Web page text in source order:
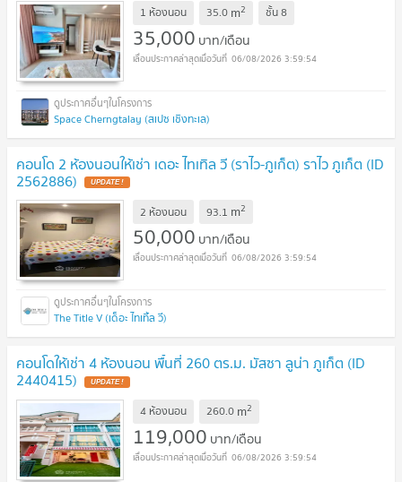
1 ห้องนอน 35.0 m2 ชั้น8
35,000 บาท/เดือน
06/08/2026 3:59:54
Space Cherngtalay (สเปซ เชิงทะเล)
คอนโด 2 ห้องนอนให้เช่า เดอะ ไทเทิล วี (ราไว-ภูเก็ต) ราไว ภูเก็ต (ID
2562886) UPDATE !
2 ห้องนอน 93.1 m2
50,000 บาท/เดือน
06/08/2026 3:59:54
The Title V (เด็อะ ไทเทิ้ล วี)
คอนโดให้เช่า 4 ห้องนอน พื้นที่ 260 ตร.ม. มัสซา ลูน่า ภูเก็ต (ID
2440415) UPDATE !
4 ห้องนอน 260.0 m2
119,000 บาท/เดือน
06/08/2026 3:59:54